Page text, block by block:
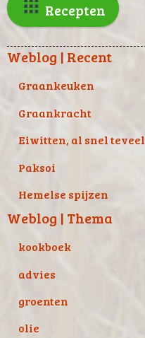
Recepten
Weblog | Recent
Graankeuken
Graankracht
Eiwitten, al snel teveel
Paksoi
Hemelse spijzen
Weblog | Thema
kookboek
advies
groenten
olie